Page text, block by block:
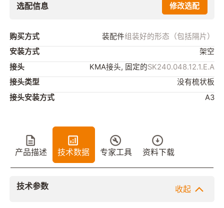
选配信息 修改选配
购买方式 装配件组装好的形态（包括隔片）
安装方式
架空
接头
KMA接头, 固定的SK240.048.12.1.E.A
接头类型
没有梳状板
接头安装方式
A3
产品描述 技术数据 专家工具 资料下载
技术参数 收起